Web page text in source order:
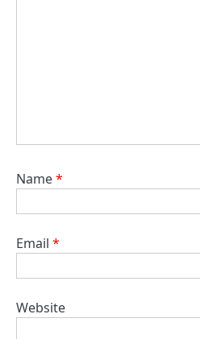
Name*
Email *
Website